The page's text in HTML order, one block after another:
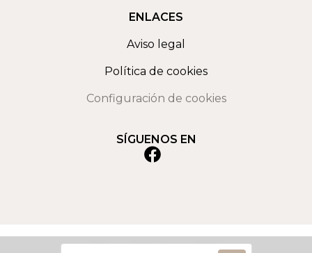
ENLACES
Aviso legal
Política de cookies
Configuración de cookies
SÍGUENOS EN